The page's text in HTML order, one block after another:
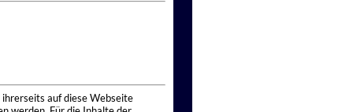
auf diese Webseite